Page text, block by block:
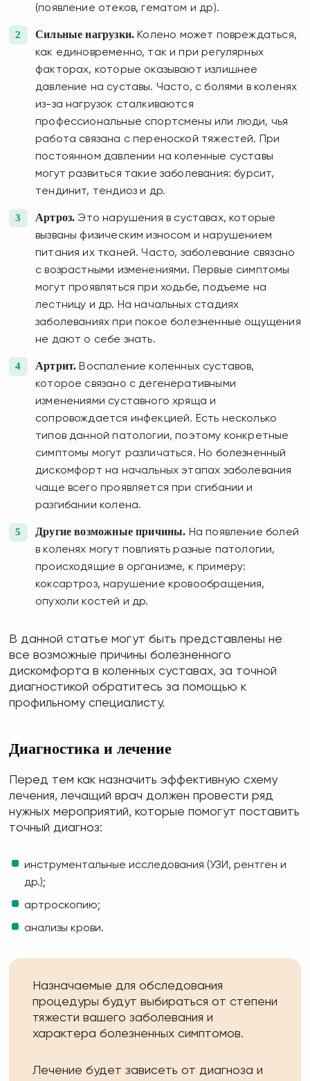
(появление отеков, гематом и др).
Сильные нагрузки. Колено может повреждаться,
как единовременно, так и при регулярных
факторах, которые оказывают излишнее
давление на суставы. Часто, с болями в коленях
из-за нагрузок сталкиваются
профессиональные спортсмены или люди, чья
работа связана с переноской тяжестей. При
постоянном давлении на коленные суставы
могут развиться такие заболевания: бурсит,
тендинит, тендиоз и др.
Артроз. Это нарушения в суставах, которые
вызваны физическим износом и нарушением
питания их тканей. Часто, заболевание связано
с возрастными изменениями. Первые симптомы
могут проявляться при ходьбе, подъеме на
лестницу и др. На начальных стадиях
заболеваниях при покое болезненные ощущения
не дают о себе знать.
Артрит. Воспаление коленных суставов,
которое связано с дегенеративными
изменениями суставного хряща и
сопровождается инфекцией. Есть несколько
типов данной патологии, поэтому конкретные
симптомы могут различаться. Но болезненный
дискомфорт на начальных этапах заболевания
чаще всего проявляется при сгибании и
разгибании колена.
Другие возможные причины. На появление болей
в коленях могут повлиять разные патологии,
происходящие в организме, к примеру:
коксартроз, нарушение кровообращения,
опухоли костей и др.
В данной статье могут быть представлены не
все возможные причины болезненного
дискомфорта в коленных суставах, за точной
диагностикой обратитесь за помощью к
профильному специалисту.
Диагностика и лечение
Перед тем как назначить эффективную схему
лечения, лечащий врач должен провести ряд
нужных мероприятий, которые помогут поставить
точный диагноз:
инструментальные исследования (УЗИ, рентген и
др.);
артроскопию;
анализы крови.
Назначаемые для обследования
процедуры будут выбираться от степени
тяжести вашего заболевания и
характера болезненных симптомов.
Лечение будет зависеть от диагноза и